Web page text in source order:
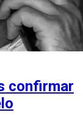
confirmar